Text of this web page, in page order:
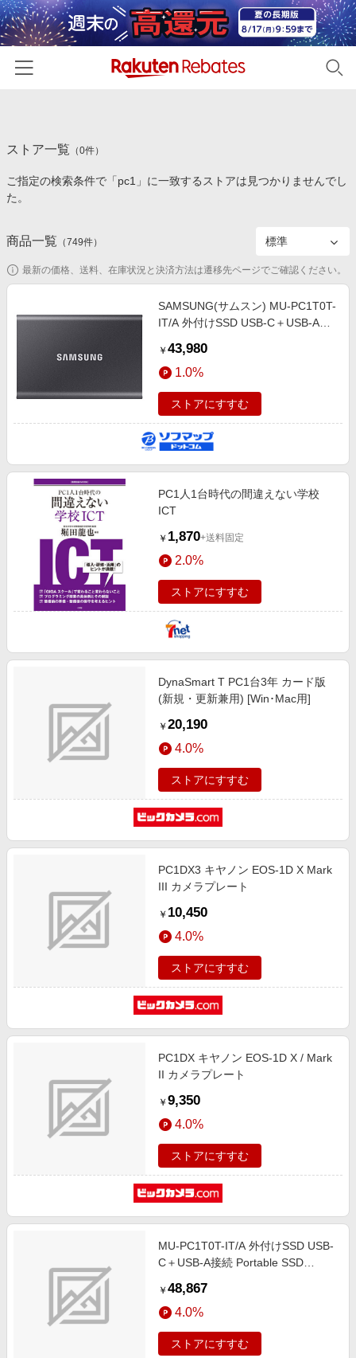
カテゴリー一覧
百貨店・総合ECモール
食品・スイーツ・お酒
コスメ・健康・医薬品
キッズ・ベビー用品
スポーツ・アウトドア・ゴルフ
旅行・レジャー・ホテル予約
生活・お役立ち
金融・マネー・保険
デジタルコンテンツ
ビジネス・その他サービス
イベント一覧
初回購入者限定特典
対象ストア新規限定特典
電子書籍特集
旅行特集
わくわく夏特集
とことん買い物チャレンジ
Apple公式サイト×楽天カード分割払い
Qoo10メガポ
Samsung ボーナスキャンペーン
週末の高還元 夏の長期版
ストア一覧 （0件）
ご指定の検索条件で「pc1」に一致するストアは見つかりませんでし
た。
商品一覧 （749件）
最新の価格、送料、在庫状況と決済方法は遷移先ページでご確認ください。
SAMSUNG(サムスン) MU-PC1T0T-
IT/A 外付けSSD USB-C＋USB-A接
［1TB /ポータブル型］
￥ 43,980
1.0%
ストアにすすむ
PC1人1台時代の間違えない学校
ICT
￥ 1,870+送料固定
2.0%
ストアにすすむ
DynaSmart T PC1台3年 カード版
(新規・更新兼用) [Win･Mac用]
￥ 20,190
4.0%
ストアにすすむ
PC1DX3 キヤノン EOS-1D X Mark
III カメラプレート
￥ 10,450
4.0%
ストアにすすむ
PC1DX キヤノン EOS-1D X / Mark
II カメラプレート
￥ 9,350
4.0%
ストアにすすむ
MU-PC1T0T-IT/A 外付けSSD USB-
C＋USB-A接続 Portable SSD
ル型]
￥ 48,867
4.0%
ストアにすすむ